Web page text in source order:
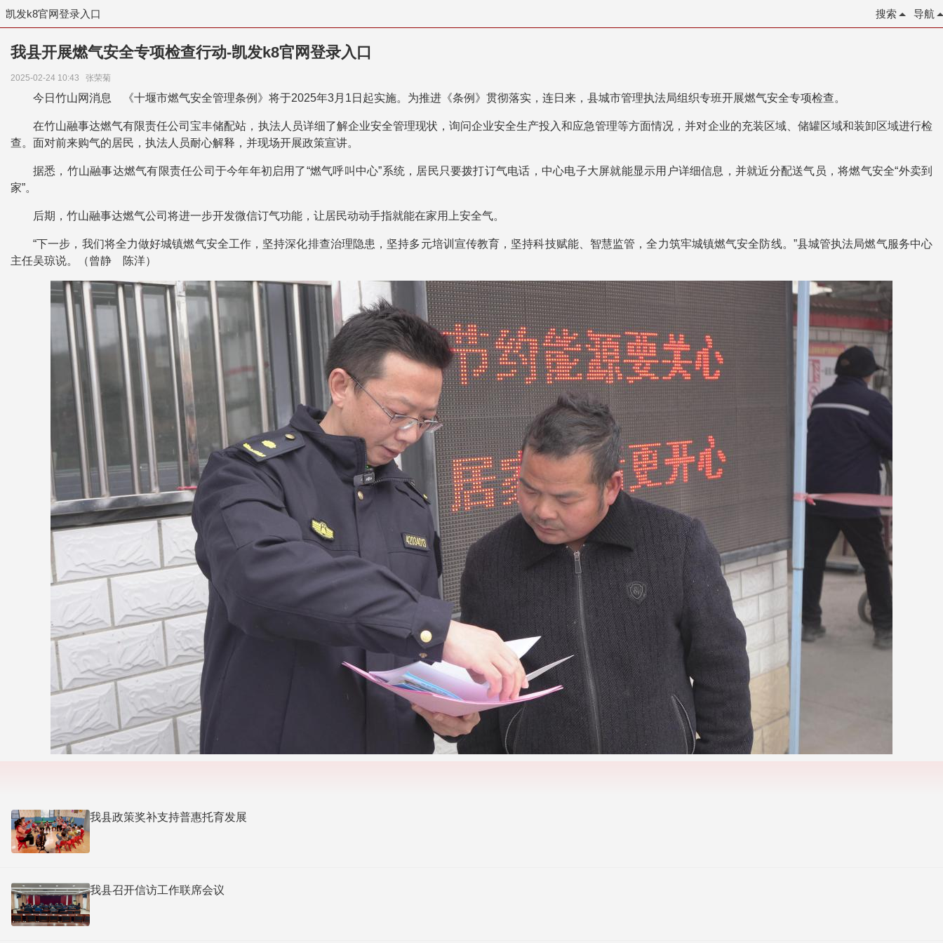
凯发k8官网登录入口 导航
搜索
我县开展燃气安全专项检查行动-凯发k8官网登录入口
2025-02-24 10:43 张荣菊
今日竹山网消息 《十堰市燃气安全管理条例》将于2025年3月1日起实施。为推进《条例》贯彻落实，连日来，县城市管理执法局组织专班开展燃气安全专项检查。
在竹山融事达燃气有限责任公司宝丰储配站，执法人员详细了解企业安全管理现状，询问企业安全生产投入和应急管理等方面情况，并对企业的充装区域、储罐区域和装卸区域进行检
查。面对前来购气的居民，执法人员耐心解释，并现场开展政策宣讲。
据悉，竹山融事达燃气有限责任公司于今年年初启用了“燃气呼叫中心”系统，居民只要拨打订气电话，中心电子大屏就能显示用户详细信息，并就近分配送气员，将燃气安全“外卖到
家”。
后期，竹山融事达燃气公司将进一步开发微信订气功能，让居民动动手指就能在家用上安全气。
“下一步，我们将全力做好城镇燃气安全工作，坚持深化排查治理隐患，坚持多元培训宣传教育，坚持科技赋能、智慧监管，全力筑牢城镇燃气安全防线。”县城管执法局燃气服务中心
主任吴琼说。（曾静 陈洋）
我县政策奖补支持普惠托育发展
我县召开信访工作联席会议